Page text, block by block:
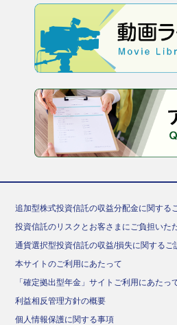
追加型株式投資信託の収益分配金に関する
投資信託のリスクとお客さまにご負担いた
通貨選択型投資信託の収益/損失に関するご
本サイトのご利用にあたって
「確定拠出型年金」サイトご利用にあたっ
利益相反管理方針の概要
個人情報保護に関する事項